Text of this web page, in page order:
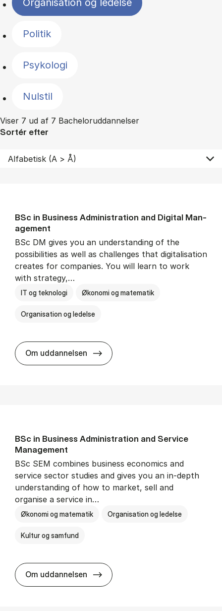
Organisation og ledelse
Politik
Psykologi
Nulstil
Viser 7 ud af 7 Bacheloruddannelser
Sortér efter
BSc in Busi­ness Ad­min­is­tra­tion and Di­git­al Man­
age­ment
BSc DM gives you an understanding of the
possibilities as well as challenges that digitalisation
creates for companies. You will learn to work
with strategy,…
IT og teknologi Økonomi og matematik
Organisation og ledelse
Om uddannelsen BSc in Busi­ness Ad­min­is­tra­tion
BSc in Busi­ness Ad­min­is­tra­tion and Ser­vice
Man­age­ment
BSc SEM combines business economics and
service sector studies and gives you an in-depth
understanding of how to market, sell and
organise a service in…
Økonomi og matematik Organisation og ledelse
Kultur og samfund
Om uddannelsen BSc in Busi­ness Ad­min­is­tra­tion